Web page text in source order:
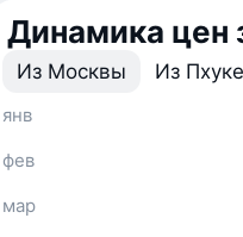
Динамика цен
Из Москвы Из
янв
фев
мар